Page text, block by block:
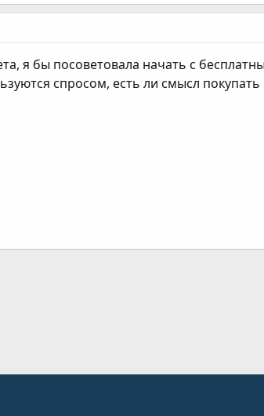
я бы посоветовала начать с
спросом, есть ли смысл покупать